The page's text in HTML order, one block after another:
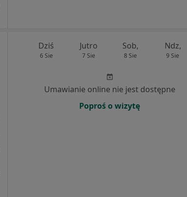
Dziś
6 Sie
Jutro
7 Sie
Sob,
8 Sie
Ndz,
9 Sie
Umawianie online nie jest dostępne
Poproś o wizytę